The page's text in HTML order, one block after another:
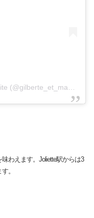
わえます。Joliette駅からは3
。